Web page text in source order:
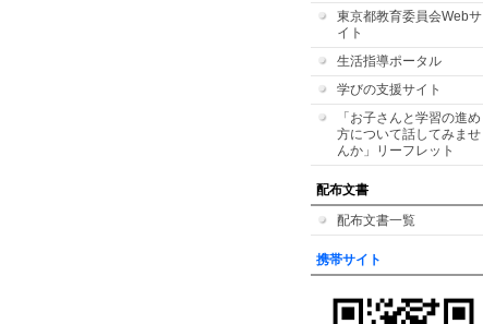
東京都教育委員会Webサ
イト
生活指導ポータル
学びの支援サイト
「お子さんと学習の進め
方について話してみませ
んか」リーフレット
配布文書
配布文書一覧
携帯サイト